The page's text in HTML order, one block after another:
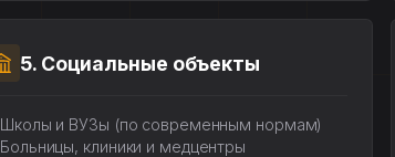
5. Социальные объекты
Школы и ВУЗы (по современным нормам)
Больницы, клиники и медцентры